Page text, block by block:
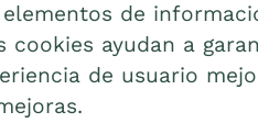
de
ayudan a
de usuario